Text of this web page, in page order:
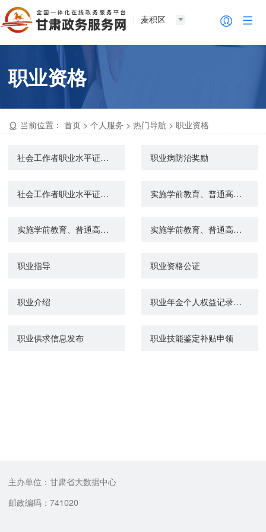
麦积区
职业资格
当前位置： 首页 >个人服务 >热门导航 >职业资格
社会工作者职业水平证书登记管理 职业病防治奖励
社会工作者职业水平证书登记管理 实施学前教育、普通高中教育及中等职业教育的民办学校变更审批
实施学前教育、普通高中教育及中等职业教育的民办学校设立审批 实施学前教育、普通高中教育及中等职业教育的民办学校终止审批
职业指导 职业资格公证
职业介绍 职业年金个人权益记录单查询打印
职业供求信息发布 职业技能鉴定补贴申领
主办单位：甘肃省大数据中心
邮政编码：741020